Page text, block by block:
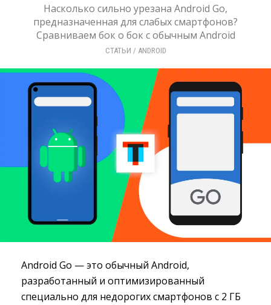
Насколько сильно урезана Android Go,
предназначенная для слабых смартфонов?
Сравниваем бок о бок с обычным Android
СТАТЬИ / ANDROID
Android Go — это обычный Android,
разработанный и оптимизированный
специально для недорогих смартфонов с 2 ГБ